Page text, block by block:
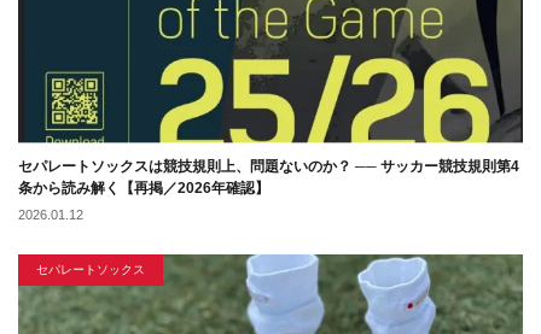
セパレートソックスは競技規則上、問題ないのか？ ── サッカー競技規則第4
条から読み解く【再掲／2026年確認】
2026.01.12
セパレートソックス